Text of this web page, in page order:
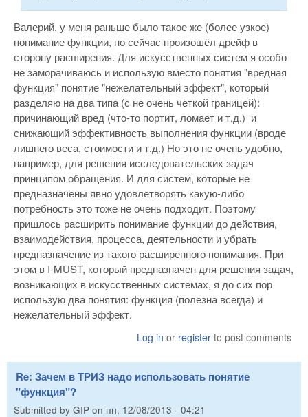
Валерий, у меня раньше было такое же (более узкое)
понимание функции, но сейчас произошёл дрейф в
сторону расширения. Для искусственных систем я особо
не заморачиваюсь и использую вместо понятия "вредная
функция" понятие "нежелательный эффект", который
разделяю на два типа (с не очень чёткой границей):
причинающий вред (что-то портит, ломает и т.д.) и
снижающий эффективность выполнения функции (вроде
лишнего веса, стоимости и т.д.) Но это не очень удобно,
например, для решения исследовательских задач
принципом обращения. И для систем, которые не
предназначены явно удовлетворять какую-либо
потребность это тоже не очень подходит. Поэтому
пришлось расширить понимание функции до действия,
взаимодействия, процесса, деятельности и убрать
предназначение из такого расширенного понимания. При
этом в I-MUST, который предназначен для решения задач,
возникающих в искусственных системах, я до сих пор
использую два понятия: функция (полезна всегда) и
нежелательный эффект.
Log in or register to post comments
Re: Зачем в ТРИЗ надо использовать понятие
"функция"?
Submitted by GIP on пн, 12/08/2013 - 04:21